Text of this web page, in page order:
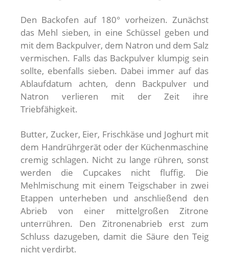
Den Backofen auf 180° vorheizen. Zunächst
das Mehl sieben, in eine Schüssel geben und
mit dem Backpulver, dem Natron und dem Salz
vermischen. Falls das Backpulver klumpig sein
sollte, ebenfalls sieben. Dabei immer auf das
Ablaufdatum achten, denn Backpulver und
Natron verlieren mit der Zeit ihre
Triebfähigkeit.
Butter, Zucker, Eier, Frischkäse und Joghurt mit
dem Handrührgerät oder der Küchenmaschine
cremig schlagen. Nicht zu lange rühren, sonst
werden die Cupcakes nicht fluffig. Die
Mehlmischung mit einem Teigschaber in zwei
Etappen unterheben und anschließend den
Abrieb von einer mittelgroßen Zitrone
unterrühren. Den Zitronenabrieb erst zum
Schluss dazugeben, damit die Säure den Teig
nicht verdirbt.